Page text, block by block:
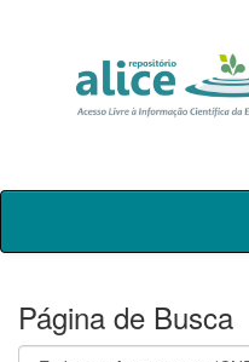
Skip
Página de Busca